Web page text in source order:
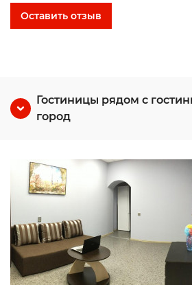
Оставить отзыв
Гостиницы рядом с
город